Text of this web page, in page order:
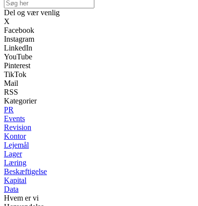
Del og vær venlig
X
Facebook
Instagram
LinkedIn
YouTube
Pinterest
TikTok
Mail
RSS
Kategorier
PR
Events
Revision
Kontor
Lejemål
Lager
Læring
Beskæftigelse
Kapital
Data
Hvem er vi